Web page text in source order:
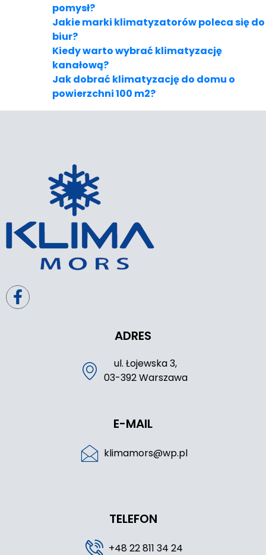
pomysł?
Jakie marki klimatyzatorów poleca się do
biur?
Kiedy warto wybrać klimatyzację
kanałową?
Jak dobrać klimatyzację do domu o
powierzchni 100 m2?
ADRES
ul. Łojewska 3,
03-392 Warszawa
E-MAIL
klimamors@wp.pl
TELEFON
+48 22 811 34 24